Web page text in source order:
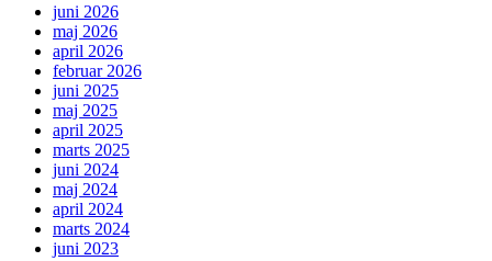
juni 2026
maj 2026
april 2026
februar 2026
juni 2025
maj 2025
april 2025
marts 2025
juni 2024
maj 2024
april 2024
marts 2024
juni 2023